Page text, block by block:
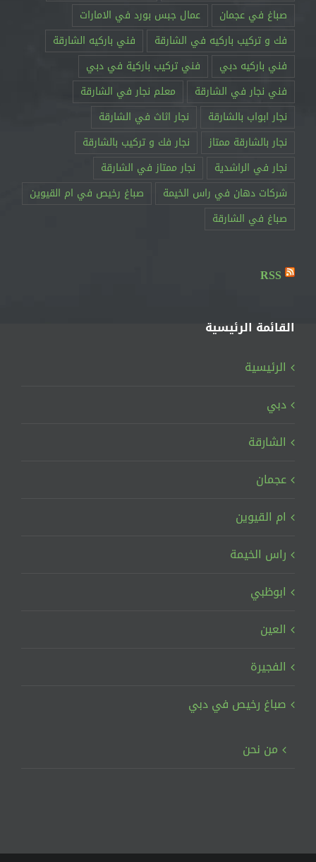
صباغ في عجمان
عمال جبس بورد في الامارات
فك و تركيب باركيه في الشارقة
فني باركيه الشارقة
فني باركيه دبي
فني تركيب باركية في دبي
فني نجار في الشارقة
معلم نجار في الشارقة
نجار ابواب بالشارقة
نجار اثاث في الشارقة
نجار بالشارقة ممتاز
نجار فك و تركيب بالشارقة
نجار في الراشدية
نجار ممتاز في الشارقة
RSS
القائمة الرئيسية
الرئيسية
دبي
الشارقة
عجمان
ام القيوين
راس الخيمة
ابوظبي
العين
الفجيرة
صباغ رخيص في دبي
من نحن